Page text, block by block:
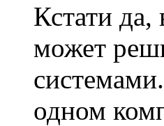
Кстати да,
может
одном